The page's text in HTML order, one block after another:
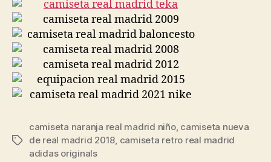
Etiquetas
camiseta naranja real madrid niño, camiseta nueva
de real madrid 2018, camiseta retro real madrid
adidas originals